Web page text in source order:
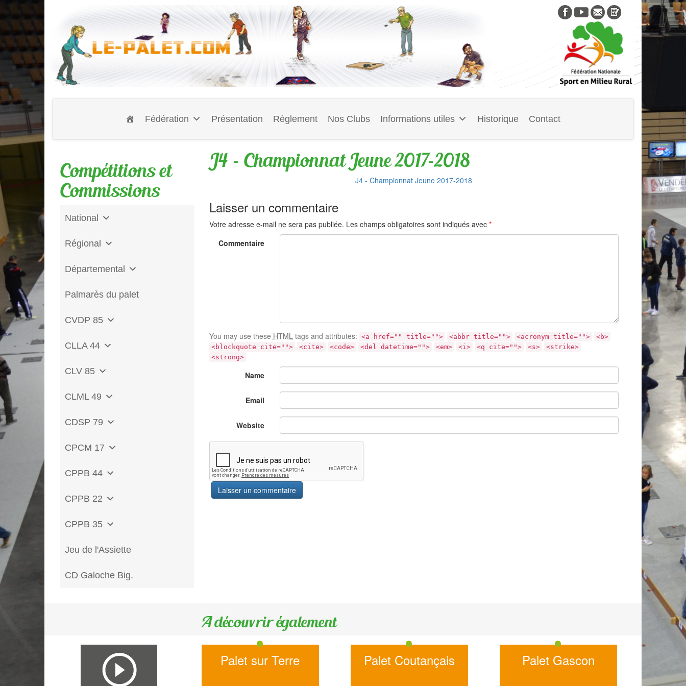
Fédération Présentation Règlement Nos Clubs Informations utiles Historique Contact
Compétitions et
Commissions
National
Régional
Départemental
Palmarès du palet
CVDP 85
CLLA 44
CLV 85
CLML 49
CDSP 79
CPCM 17
CPPB 44
CPPB 22
CPPB 35
Jeu de l'Assiette
CD Galoche Big.
J4 – Championnat Jeune 2017-2018
J4 - Championnat Jeune 2017-2018
Laisser un commentaire
Votre adresse e-mail ne sera pas publiée. Les champs obligatoires sont indiqués avec *
Commentaire
You may use these HTMLtags and attributes: <a href="" title=""> <abbr title=""> <acronym title="">
<b>
<blockquote cite="">
<cite> <code> <del datetime=""> <em> <i> <q cite=""> <s>
<strike>
<strong>
Name
Email
Website
A découvrir également
Palet sur Terre Palet Coutançais Palet Gascon